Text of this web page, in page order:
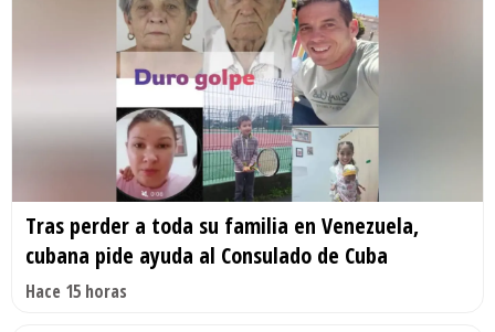
Tras perder a toda su familia en Venezuela,
cubana pide ayuda al Consulado de Cuba
Hace 15 horas